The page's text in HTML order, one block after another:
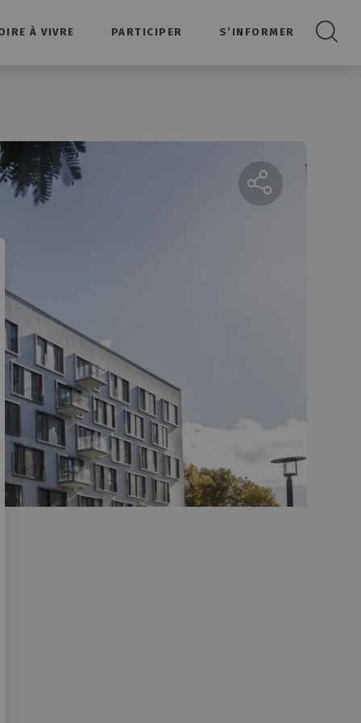
À VIVRE PARTICIPER
S’INFORMER
Partager la page